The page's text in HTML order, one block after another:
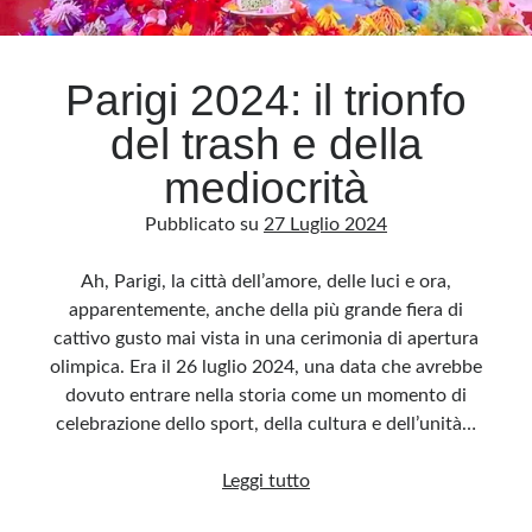
Archivio
Questo blog non rappresenta una testata giornalistica, in quanto viene aggiornato
sensi della legge n· 62 del 7.03.2001. L’autore non è responsabile di quanto
pubblicato dai lettori nei commenti ai vari post. Saranno comunque cancellati quelli
ritenuti offensivi o lesivi dell’immagine o dell’onorabilità di terzi, di genere spam,
razzisti o che contengano dati personali non conformi al rispetto delle norme sulla
privacy. Alcune immagini inserite in questo blog sono tratte da Internet e, pertanto,
immediatamente rimosse. L’autore del blog non è responsabile dei siti collegati
Parigi 2024: il trionfo
del trash e della
mediocrità
Pubblicato su 27 Luglio 2024
Ah, Parigi, la città dell’amore, delle luci e ora,
apparentemente, anche della più grande fiera di
cattivo gusto mai vista in una cerimonia di apertura
olimpica. Era il 26 luglio 2024, una data che avrebbe
dovuto entrare nella storia come un momento di
celebrazione dello sport, della cultura e dell’unità…
Leggi tuttoParigi